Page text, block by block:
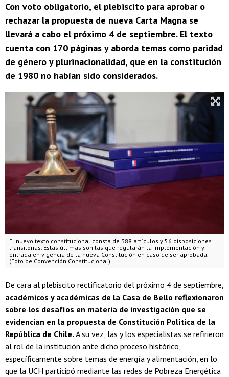
Con voto obligatorio, el plebiscito para aprobar o
rechazar la propuesta de nueva Carta Magna se
llevará a cabo el próximo 4 de septiembre. El texto
cuenta con 170 páginas y aborda temas como paridad
de género y plurinacionalidad, que en la constitución
de 1980 no habían sido considerados.
El nuevo texto constitucional consta de 388 artículos y 56 disposiciones
transitorias. Estas últimas son las que regularán la implementación y
entrada en vigencia de la nueva Constitución en caso de ser aprobada.
(Foto de Convención Constitucional)
De cara al plebiscito rectificatorio del próximo 4 de septiembre,
académicos y académicas de la Casa de Bello reflexionaron
sobre los desafíos en materia de investigación que se
evidencian en la propuesta de Constitución Política de la
República de Chile. A su vez, las y los especialistas se refirieron
al rol de la institución ante dicho proceso histórico,
específicamente sobre temas de energía y alimentación, en lo
que la UCH participó mediante las redes de Pobreza Energética